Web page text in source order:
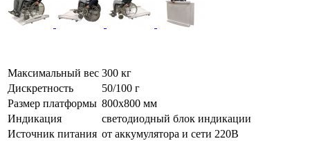
Максимальный вес 300 кг
Дискретность
50/100 г
Размер платформы 800х800 мм
Индикация
светодиодный блок индикации
Источник питания от аккумулятора и сети 220В